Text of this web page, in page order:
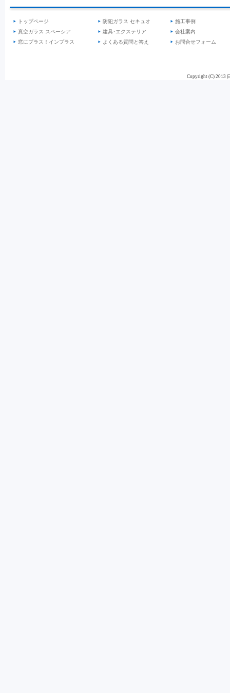
トップページ 防犯ガラス セキュオ
施工事例
真空ガラス スペーシア
建具･エクステリア
会社案内
窓にプラス！インプラス
よくある質問と答え お問合せフォーム
Copyright (C) 2013